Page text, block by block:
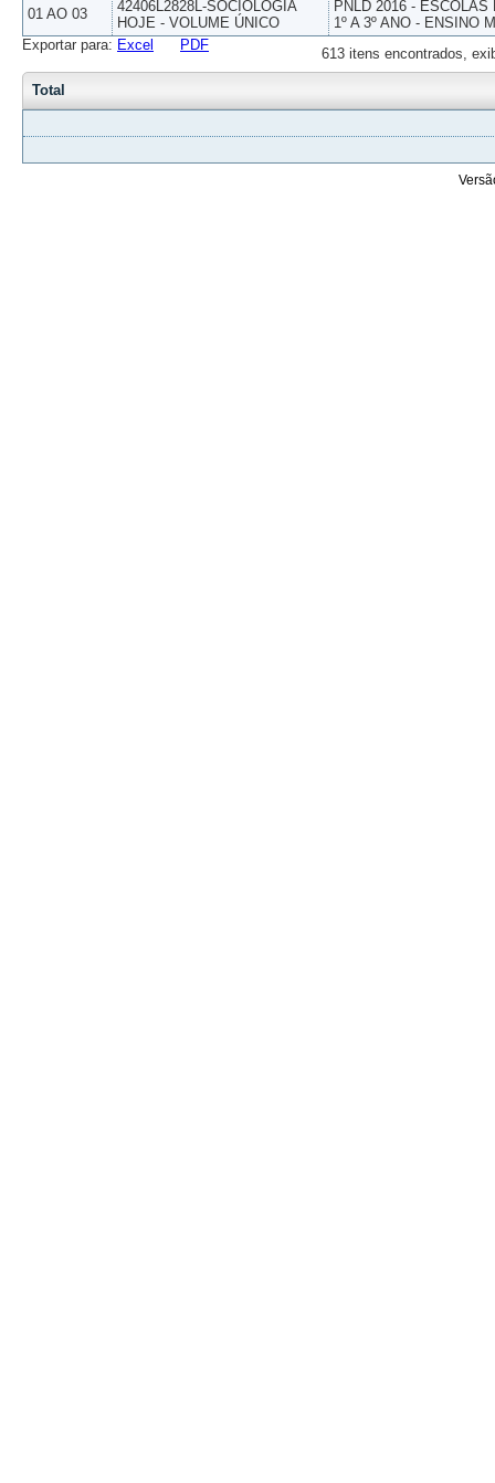
01 AO 03
42406L2828L-SOCIOLOGIA
HOJE - VOLUME ÚNICO
PNLD 2016 -
1º A 3º ANO - ENSINO
613 itens encontrados,
Exportar para: Excel PDF
Total